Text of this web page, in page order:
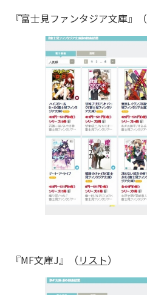
『富士見ファンタジア文庫』（
『MF文庫J』（リスト）